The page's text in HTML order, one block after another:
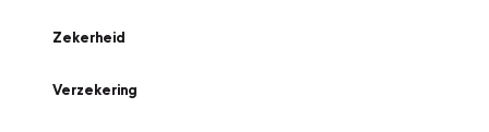
Zekerheid
Verzekering